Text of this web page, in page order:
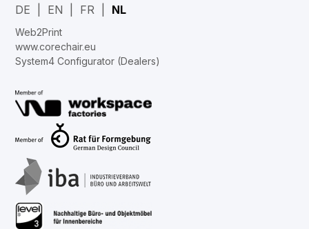
DE EN FR NL
Web2Print
www.corechair.eu
System4 Configurator (Dealers)